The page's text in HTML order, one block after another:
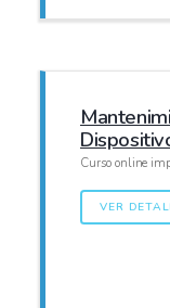
Curso online
VER